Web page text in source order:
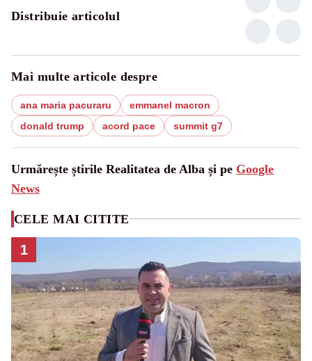
Distribuie articolul
Mai multe articole despre
ana maria pacuraru
emmanel macron
donald trump
acord pace summit g7
Urmărește știrile Realitatea de Alba și pe Google
News
CELE MAI CITITE
1